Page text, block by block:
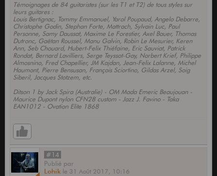
Témoignages de 84 guitaristes (sur les T1 et T2) de tous styles sur
leurs guitares :
Louis Bertignac, Tommy Emmanuel, Yarol Poupaud, Angelo Debarre,
Christophe Godin, Stephan Forte, Mattrach, Sylvain Luc, Paul
Personne, Samy Daussat, Maxime Le Forestier, Axel Bauer, Thomas
Dutronc, Gaëtan Roussel, Manu Galvin, Robin Le Mesurier, Keren
Ann, Seb Chouard, Hubert-Felix Thiéfaine, Eric Sauviat, Patrick
Rondat, Bernard Lavilliers, Serge Teyssot-Gay, Norbert Krief, Philippe
Almosnino, Fred Chapellier, JM Kajdan, Jean-Felix Lalanne, Michel
Haumont, Pierre Bensusan, François Sciortino, Gildas Arzel, Soig
Siberil, Jacques Stotzem, etc.
Ditson 1 by Jack Spira (Australie) - OM Mada Emeric Beaujouan -
Maurice Dupont nylon CFN28 custom - Jazz J. Favino - Taka
EAN1012 - Ovation Elite 1868
#14
Publié par
Lohik le 31 Août 2017, 10:16